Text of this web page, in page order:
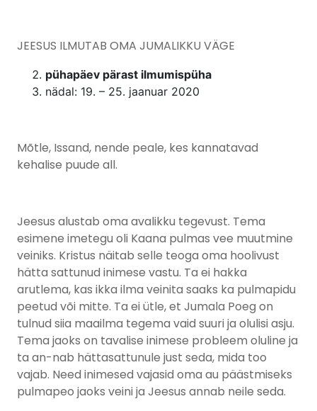
JEESUS ILMUTAB OMA JUMALIKKU VÄGE
pühapäev pärast ilmumispüha
nädal: 19. – 25. jaanuar 2020
Mõtle, Issand, nende peale, kes kannatavad
kehalise puude all.
Jeesus alustab oma avalikku tegevust. Tema
esimene imetegu oli Kaana pulmas vee muutmine
veiniks. Kristus näitab selle teoga oma hoolivust
hätta sattunud inimese vastu. Ta ei hakka
arutlema, kas ikka ilma veinita saaks ka pulmapidu
peetud või mitte. Ta ei ütle, et Jumala Poeg on
tulnud siia maailma tegema vaid suuri ja olulisi asju.
Tema jaoks on tavalise inimese probleem oluline ja
ta an-nab hättasattunule just seda, mida too
vajab. Need inimesed vajasid oma au päästmiseks
pulmapeo jaoks veini ja Jeesus annab neile seda.